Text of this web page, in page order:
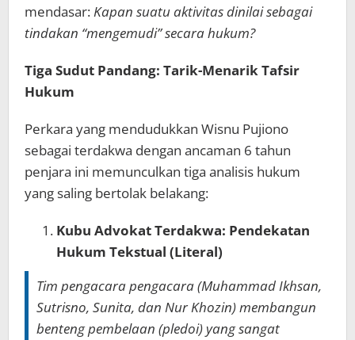
mendasar:Kapan suatu aktivitas dinilai sebagai
tindakan “mengemudi” secara hukum?
Tiga Sudut Pandang: Tarik-Menarik Tafsir
Hukum
Perkara yang mendudukkan Wisnu Pujiono
sebagai terdakwa dengan ancaman 6 tahun
penjara ini memunculkan tiga analisis hukum
yang saling bertolak belakang:
Kubu Advokat Terdakwa: Pendekatan
Hukum Tekstual (Literal)
Tim pengacara pengacara (Muhammad Ikhsan,
Sutrisno, Sunita, dan Nur Khozin) membangun
benteng pembelaan (pledoi) yang sangat